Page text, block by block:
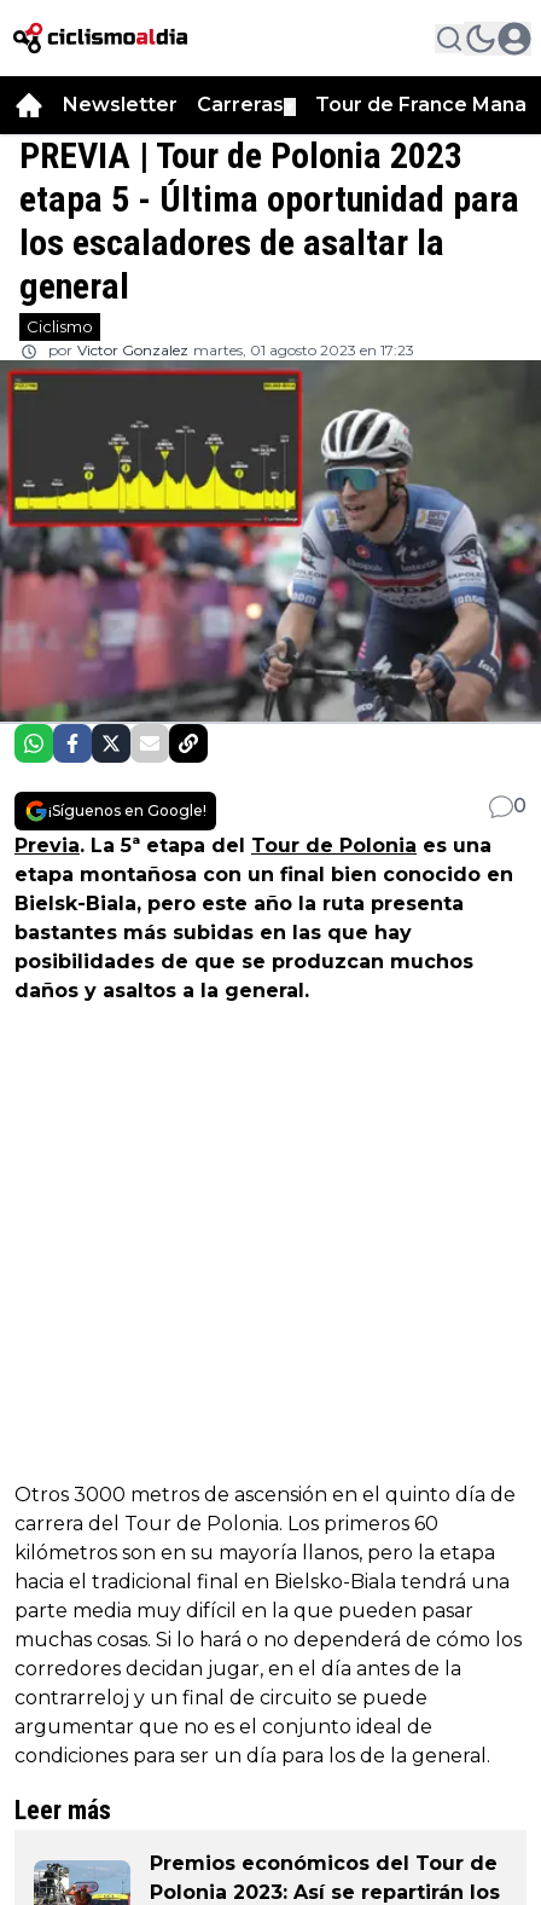
Newsletter Carreras Tour de France
PREVIA | Tour de Polonia 2023
etapa 5 - Última oportunidad para
los escaladores de asaltar la
general
Ciclismo
por Victor Gonzalez martes, 01 agosto 2023 en 17:23
¡Síguenos en Google!
0
Previa. La 5ª etapa del Tour de Polonia es una
etapa montañosa con un final bien conocido en
Bielsk-Biala, pero este año la ruta presenta
bastantes más subidas en las que hay
posibilidades de que se produzcan muchos
daños y asaltos a la general.
Otros 3000 metros de ascensión en el quinto día de
carrera del Tour de Polonia. Los primeros 60
kilómetros son en su mayoría llanos, pero la etapa
hacia el tradicional final en Bielsko-Biala tendrá una
parte media muy difícil en la que pueden pasar
muchas cosas. Si lo hará o no dependerá de cómo los
corredores decidan jugar, en el día antes de la
contrarreloj y un final de circuito se puede
argumentar que no es el conjunto ideal de
condiciones para ser un día para los de la general.
Leer más
Premios económicos del Tour de
Polonia 2023: Así se repartirán los